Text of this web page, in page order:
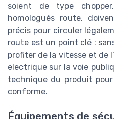
soient de type
homologués route,
précis pour circuler
route est un point clé :
profiter de la vitesse et de
electrique sur la voie
technique du produit
conforme.
Équipements de